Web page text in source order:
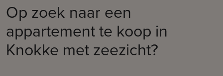
Op zoek naar een
appartement te koop in
Knokke met zeezicht?